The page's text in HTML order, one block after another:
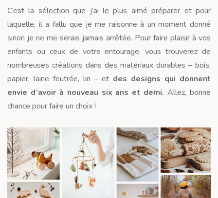
C’est la sélection que j’ai le plus aimé préparer et pour
laquelle, il a fallu que je me raisonne à un moment donné
sinon je ne me serais jamais arrêtée. Pour faire plaisir à vos
enfants ou ceux de votre entourage, vous trouverez de
nombreuses créations dans des matériaux durables – bois,
papier, laine feutrée, lin – et des designs qui donnent
envie d’avoir à nouveau six ans et demi.Allez, bonne
chance pour faire un choix !